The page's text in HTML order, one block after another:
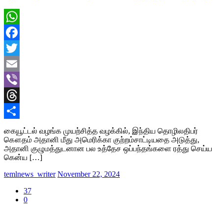
WhatsApp
Facebook
Twitter
Email
Viber
Threads
கையூட்டல் வழங்க முயற்சித்த வழக்கில், இந்திய தொழிலதிபர்
கௌதம் அதானி மீது அமெரிக்கா குற்றம்சாட்டியதை அடுத்து,
அதானி குழுமத்துடனான பல உத்தேச ஒப்பந்தங்களை ரத்து செய்ய
கென்ய […]
temlnews_writer November 22, 2024
37
0